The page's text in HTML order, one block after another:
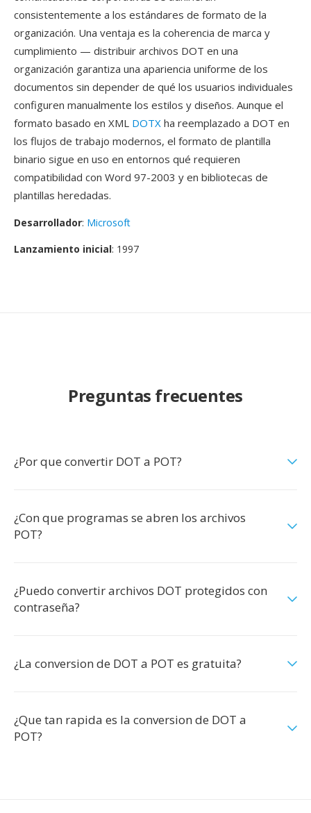
consistentemente a los estándares de formato de la
organización. Una ventaja es la coherencia de marca y
cumplimiento — distribuir archivos DOT en una
organización garantiza una apariencia uniforme de los
documentos sin depender de qué los usuarios individuales
configuren manualmente los estilos y diseños. Aunque el
formato basado en XML DOTX ha reemplazado a DOT en
los flujos de trabajo modernos, el formato de plantilla
binario sigue en uso en entornos qué requieren
compatibilidad con Word 97-2003 y en bibliotecas de
plantillas heredadas.
Desarrollador: Microsoft
Lanzamiento inicial: 1997
Preguntas frecuentes
¿Por que convertir DOT a POT?
¿Con que programas se abren los archivos
POT?
¿Puedo convertir archivos DOT protegidos con
contraseña?
¿La conversion de DOT a POT es gratuita?
¿Que tan rapida es la conversion de DOT a
POT?